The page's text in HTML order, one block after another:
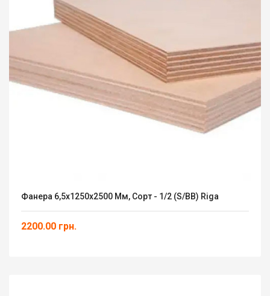
Фанера 6,5х1250х2500 Мм, Сорт - 1/2 (S/ВВ) Riga
2200.00 грн.